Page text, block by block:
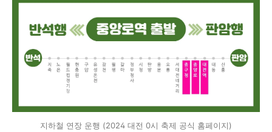
지하철 연장 운행 (2024 대전 0시 축제 공식 홈페이지)